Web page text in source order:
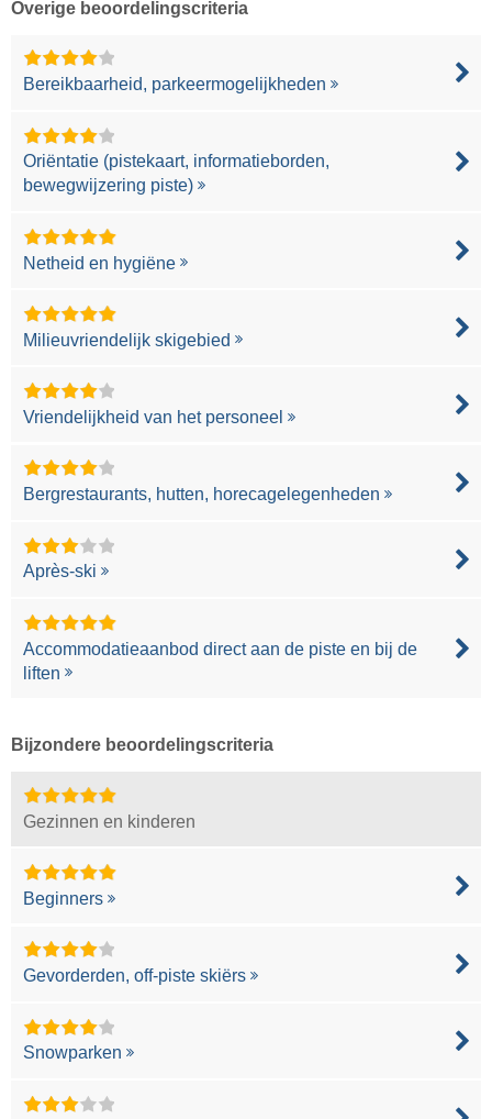
Overige beoordelingscriteria
Bereikbaarheid, parkeermogelijkheden
Oriëntatie (pistekaart, informatieborden,
bewegwijzering piste)
Netheid en hygiëne
Milieuvriendelijk skigebied
Vriendelijkheid van het personeel
Bergrestaurants, hutten, horecagelegenheden
Après-ski
Accommodatieaanbod direct aan de piste en bij de
liften
Bijzondere beoordelingscriteria
Gezinnen en kinderen
Beginners
Gevorderden, off-piste skiërs
Snowparken